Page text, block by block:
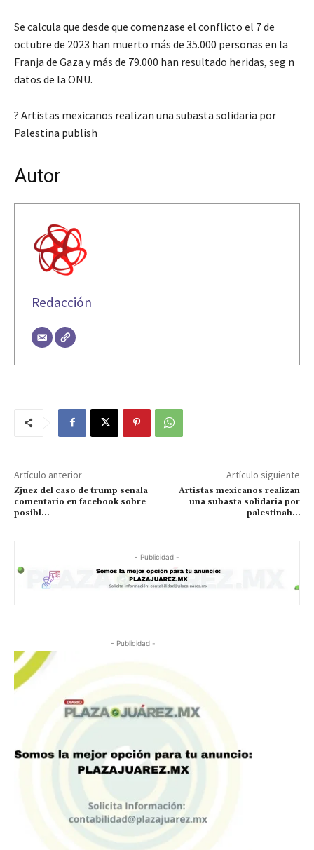
Se calcula que desde que comenzase el conflicto el 7 de
octubre de 2023 han muerto más de 35.000 personas en la
Franja de Gaza y más de 79.000 han resultado heridas, seg n
datos de la ONU.
? Artistas mexicanos realizan una subasta solidaria por
Palestina publish
Autor
Redacción
Artículo anterior
Zjuez del caso de trump senala
comentario en facebook sobre
posibl…
Artículo siguiente
Artistas mexicanos realizan
una subasta solidaria por
palestinah…
- Publicidad -
- Publicidad -